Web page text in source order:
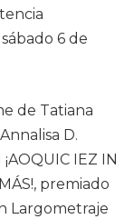
6 de
de Tatiana
D.
IEZ IN
premiado
Largometraje